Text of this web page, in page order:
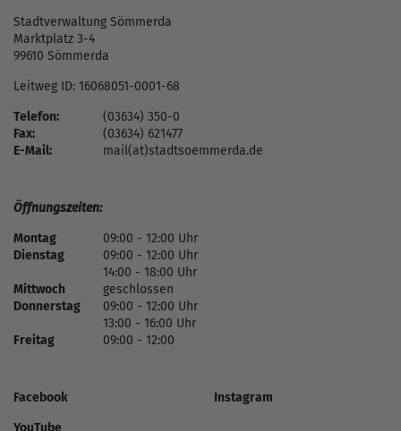
Stadtverwaltung Sömmerda
Marktplatz 3-4
99610 Sömmerda
Leitweg ID: 16068051-0001-68
Telefon:
(03634) 350-0
Fax:
(03634) 621477
E-Mail:
mail(at)stadtsoemmerda.de
Öffnungszeiten:
Montag
09:00 - 12:00 Uhr
Dienstag
09:00 - 12:00 Uhr
14:00 - 18:00 Uhr
Mittwoch
geschlossen
Donnerstag
09:00 - 12:00 Uhr
13:00 - 16:00 Uhr
Freitag
09:00 - 12:00
Facebook
Instagram
YouTube